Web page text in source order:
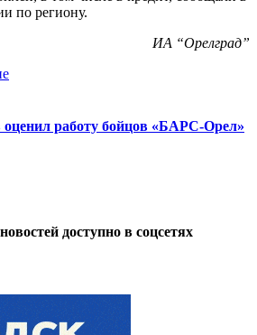
по региону.
ИА “Орелград”
работу бойцов «БАРС-Орел»
доступно в соцсетях